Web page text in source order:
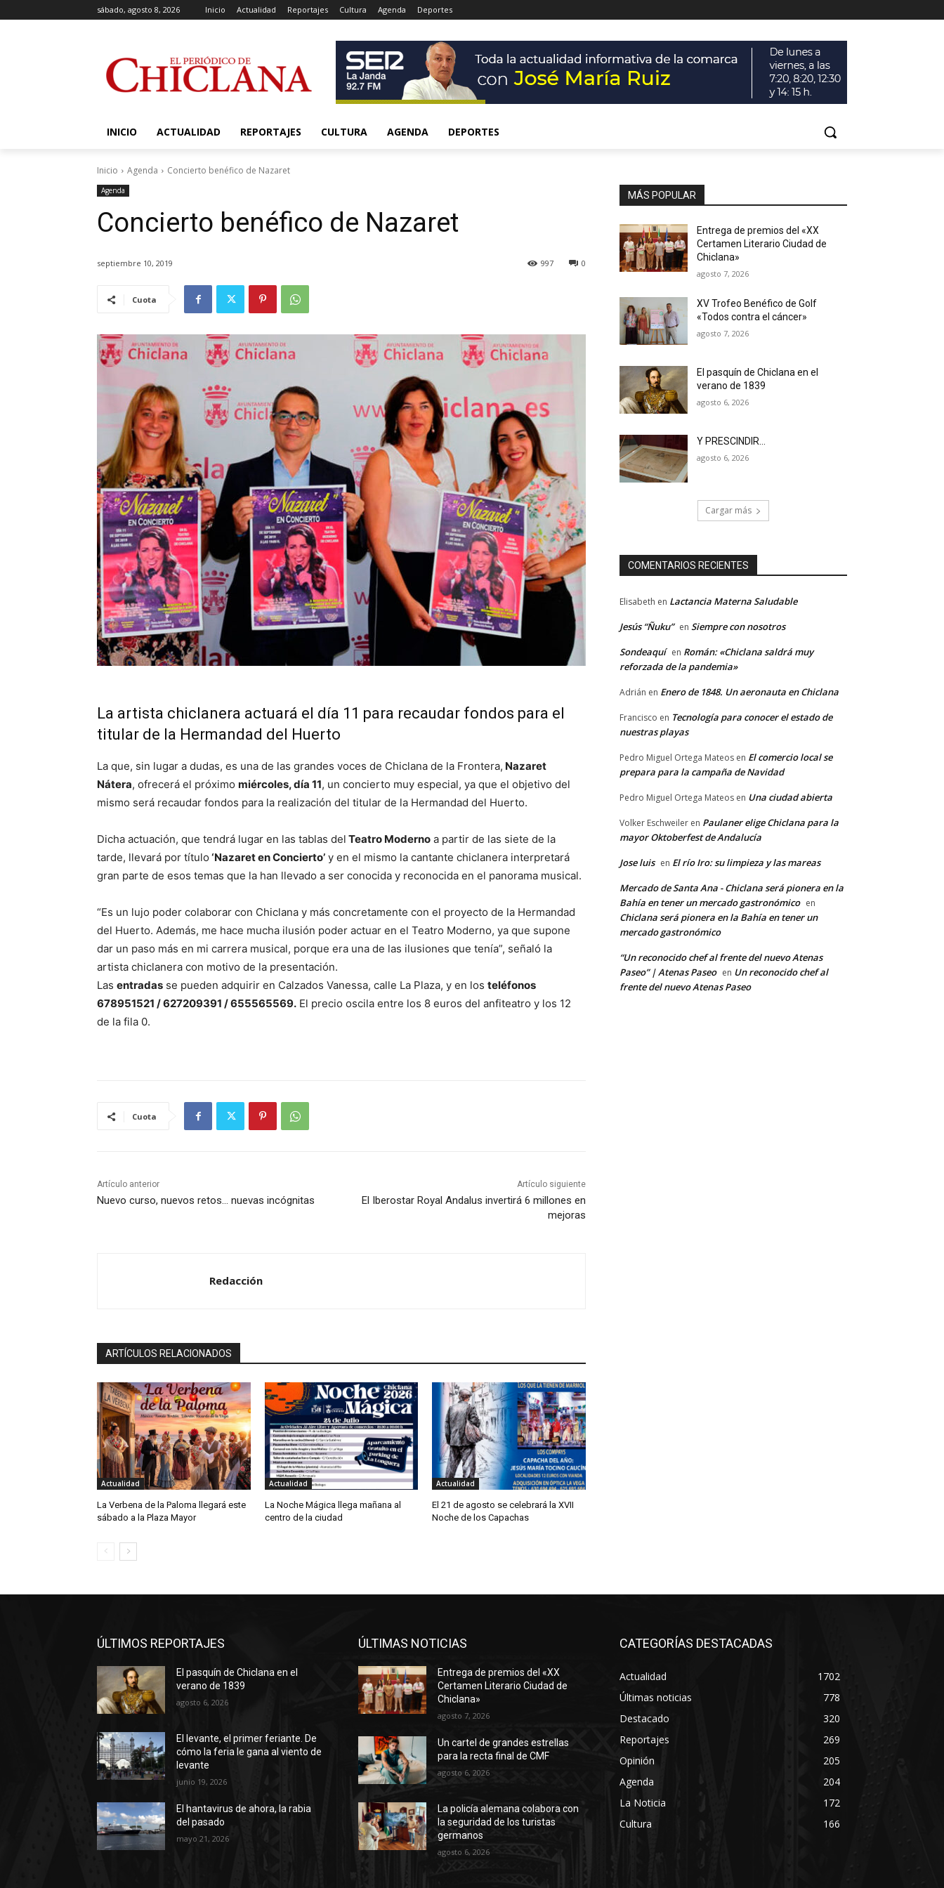
sábado, agosto 8, 2026 Inicio Actualidad Reportajes Cultura Agenda Deportes
INICIO ACTUALIDAD REPORTAJES CULTURA AGENDA DEPORTES
Inicio Agenda Concierto benéfico de Nazaret
Agenda
Concierto benéfico de Nazaret
septiembre 10, 2019 0
997
Cuota
La artista chiclanera actuará el día 11 para recaudar fondos para el
titular de la Hermandad del Huerto
La que, sin lugar a dudas, es una de las grandes voces de Chiclana de la Frontera, Nazaret
Nátera, ofrecerá el próximo miércoles, día 11, un concierto muy especial, ya que el objetivo del
mismo será recaudar fondos para la realización del titular de la Hermandad del Huerto.
Dicha actuación, que tendrá lugar en las tablas del Teatro Moderno a partir de las siete de la
tarde, llevará por título ‘Nazaret en Concierto’ y en el mismo la cantante chiclanera interpretará
gran parte de esos temas que la han llevado a ser conocida y reconocida en el panorama musical.
“Es un lujo poder colaborar con Chiclana y más concretamente con el proyecto de la Hermandad
del Huerto. Además, me hace mucha ilusión poder actuar en el Teatro Moderno, ya que supone
dar un paso más en mi carrera musical, porque era una de las ilusiones que tenía”, señaló la
artista chiclanera con motivo de la presentación.
Las entradas se pueden adquirir en Calzados Vanessa, calle La Plaza, y en los teléfonos
678951521 / 627209391 / 655565569. El precio oscila entre los 8 euros del anfiteatro y los 12
de la fila 0.
Cuota
Artículo anterior
Nuevo curso, nuevos retos… nuevas incógnitas
Artículo siguiente
El Iberostar Royal Andalus invertirá 6 millones en
mejoras
Redacción
ARTÍCULOS RELACIONADOS
Actualidad
La Verbena de la Paloma llegará este
sábado a la Plaza Mayor
Actualidad
La Noche Mágica llega mañana al
centro de la ciudad
Actualidad
El 21 de agosto se celebrará la XVII
Noche de los Capachas
MÁS POPULAR
Entrega de premios del «XX
Certamen Literario Ciudad de
Chiclana»
agosto 7, 2026
XV Trofeo Benéfico de Golf
«Todos contra el cáncer»
agosto 7, 2026
El pasquín de Chiclana en el
verano de 1839
agosto 6, 2026
Y PRESCINDIR…
agosto 6, 2026
Cargar más
COMENTARIOS RECIENTES
Elisabeth en Lactancia Materna Saludable
Jesús “Ñuku” en Siempre con nosotros
Sondeaquí en Román: «Chiclana saldrá muy
reforzada de la pandemia»
Adrián en Enero de 1848. Un aeronauta en Chiclana
Francisco en Tecnología para conocer el estado de
nuestras playas
Pedro Miguel Ortega Mateos en El comercio local se
prepara para la campaña de Navidad
Pedro Miguel Ortega Mateos en Una ciudad abierta
Volker Eschweiler en Paulaner elige Chiclana para la
mayor Oktoberfest de Andalucía
Jose luis en El río Iro: su limpieza y las mareas
Mercado de Santa Ana - Chiclana será pionera en la
Bahía en tener un mercado gastronómico en
Chiclana será pionera en la Bahía en tener un
mercado gastronómico
“Un reconocido chef al frente del nuevo Atenas
Paseo” | Atenas Paseo en Un reconocido chef al
frente del nuevo Atenas Paseo
ÚLTIMOS REPORTAJES
El pasquín de Chiclana en el
verano de 1839
agosto 6, 2026
El levante, el primer feriante. De
cómo la feria le gana al viento de
levante
junio 19, 2026
El hantavirus de ahora, la rabia
del pasado
mayo 21, 2026
ÚLTIMAS NOTICIAS
Entrega de premios del «XX
Certamen Literario Ciudad de
Chiclana»
agosto 7, 2026
Un cartel de grandes estrellas
para la recta final de CMF
agosto 6, 2026
La policía alemana colabora con
la seguridad de los turistas
germanos
agosto 6, 2026
CATEGORÍAS DESTACADAS
Actualidad
1702
Últimas noticias
778
Destacado
320
Reportajes
269
Opinión
205
Agenda
204
La Noticia
172
Cultura
166